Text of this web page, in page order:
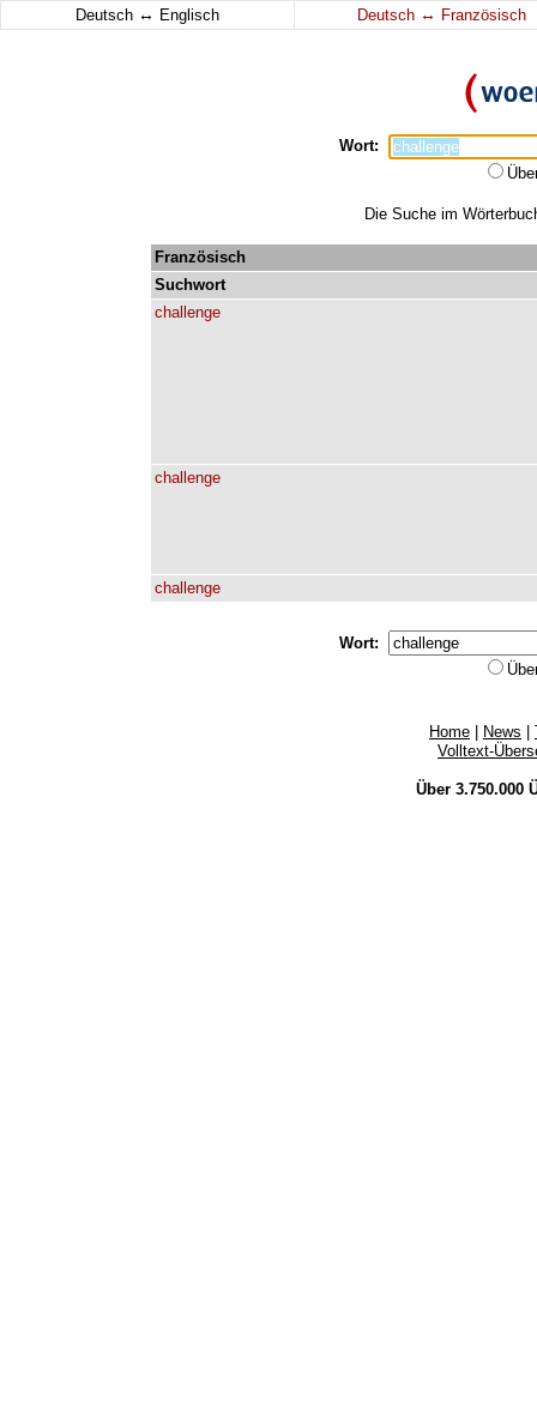
Deutsch ↔ Englisch Deutsch ↔ Französisch
Wort:
Die Suche im
Französisch
Suchwort
challenge
challenge
challenge
Wort:
Home News
Volltext-
Über 3.750.000